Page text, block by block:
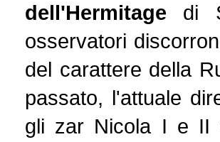
dell'Hermitage di
osservatori
del carattere della
passato, l'attuale
gli zar Nicola I e